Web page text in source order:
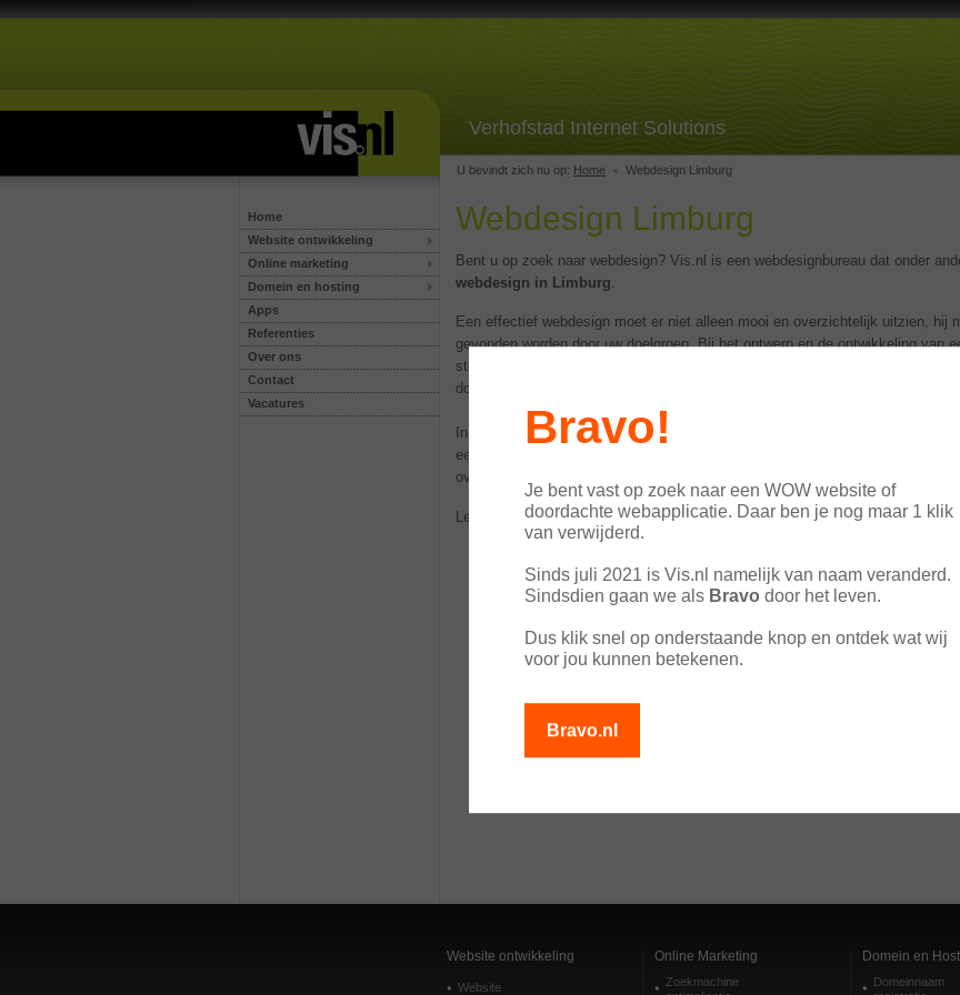
Bravo!
Je bent vast op zoek naar een WOW website of
doordachte webapplicatie. Daar ben je nog maar 1 klik
van verwijderd.
Sinds juli 2021 is Vis.nl namelijk van naam veranderd.
Sindsdien gaan we als Bravo door het leven.
Dus klik snel op onderstaande knop en ontdek wat wij
voor jou kunnen betekenen.
Bravo.nl
Verhofstad Internet Solutions
Home
Website ontwikkeling
Online marketing
Domein en hosting
Apps
Referenties
Over ons
Contact
Vacatures
U bevindt zich nu op: Home Webdesign Limburg
Webdesign Limburg
Bent u op zoek naar webdesign? Vis.nl is een webdesignbureau dat onder
webdesign in Limburg.
Een effectief webdesign moet er niet alleen mooi en overzichtelijk uitzien, hij
gevonden worden door uw doelgroep. Bij het ontwerp en de ontwikkeling van
stelt Vis.nl altijd uw specifieke wensen centraal. Wij vertalen dit naar een
doelgroep bereikt én prikkelt. Pas dan is uw webdesign effectief en zult u uw
In nauw overleg met u stellen we vast wat u belangrijk vindt. Ook
een efficiënt beheersysteem passen wij in de bouw van uw webdesign toe.
over onze werkwijze bij het ontwikkelen van uw webdesign?
Lees meer over:Webdesign Limburg
Website ontwikkeling
Website
Online Marketing
Zoekmachine
Domein en
Domeinnaam